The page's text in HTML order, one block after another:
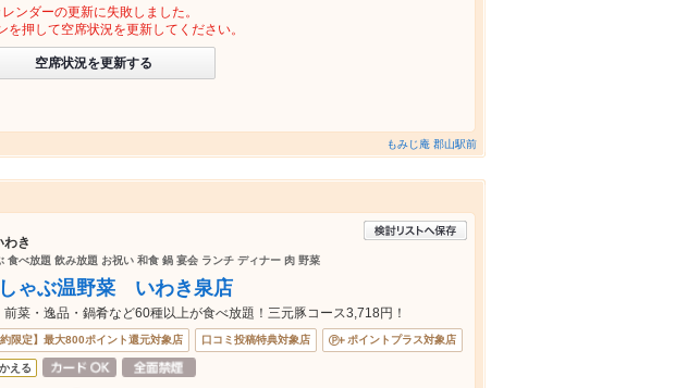
レンダーの更新に失敗しました。
を押して空席状況を更新してください。
空席状況を更新する
もみじ庵 郡山駅前
わき
食べ放題 飲み放題 お祝い 和食 鍋 宴会 ランチ ディナー 肉 野菜
ゃぶ温野菜 いわき泉店
前菜・逸品・鍋肴など60種以上が食べ放題！三元豚コース3,718円！
約限定】最大800ポイント還元対象店 口コミ投稿特典対象店 ポイントプラス対象店
える